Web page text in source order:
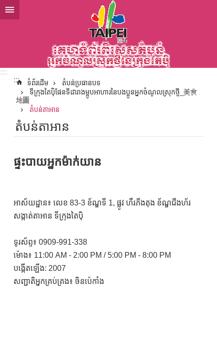
ទៅកាន់មាតិកាប្លុកមាតិកាសំខាន់
:::
:::
ទំព័រដើម
តំបន់ប្រធានបទ
ទីក្រុងតៃប៉ិផែនទីដារាងម្អូបអាហារនៃបងប្អូនអ្នកចំណូលស្រុកថ្មី_美食
地圖
តំបន់តាអាន
តំបន់តាអាន
ផ្ទះបាយអ្នកម៉ាក់យាន
អាស័យដ្ឋាន៖ លេខ 83-3 ខ័ណ្ឌទី 1, ផ្លូវ ហឺរភីងតុង ខ័ណ្ឌជីងហ័រ
សង្កាត់តាអាន ទីក្រុងតៃប៉ិ
ទូរស័ព្ទ៖ 0909-991-338
ម៉ោង៖ 11:00 AM - 2:00 PM / 5:00 PM - 8:00 PM
បង្កើតឡើង: 2007
សញ្ជាតិអ្នកគ្រប់គ្រង៖ ចិនប៉េកាំង